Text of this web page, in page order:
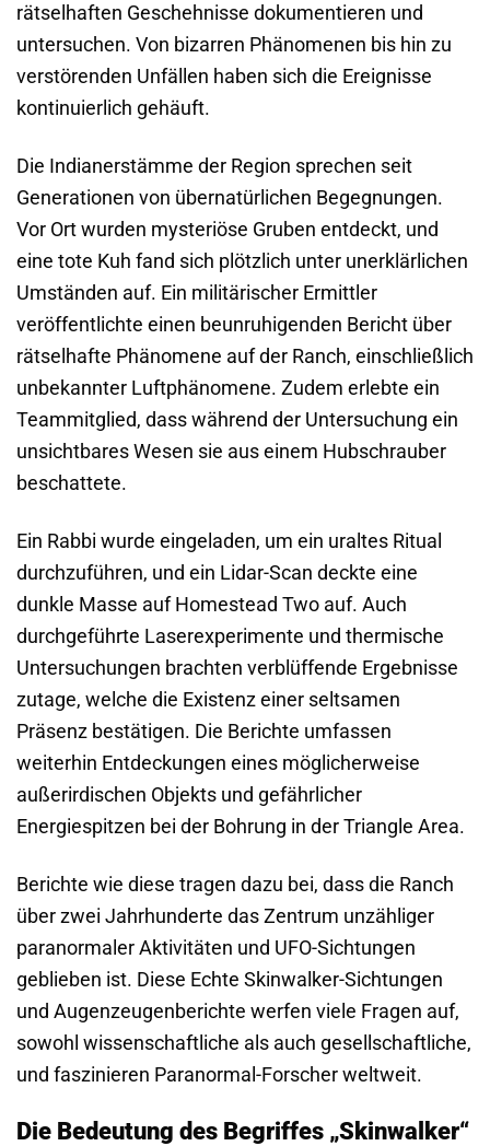
rätselhaften Geschehnisse dokumentieren und
untersuchen. Von bizarren Phänomenen bis hin zu
verstörenden Unfällen haben sich die Ereignisse
kontinuierlich gehäuft.
Die Indianerstämme der Region sprechen seit
Generationen von übernatürlichen Begegnungen.
Vor Ort wurden mysteriöse Gruben entdeckt, und
eine tote Kuh fand sich plötzlich unter unerklärlichen
Umständen auf. Ein militärischer Ermittler
veröffentlichte einen beunruhigenden Bericht über
rätselhafte Phänomene auf der Ranch, einschließlich
unbekannter Luftphänomene. Zudem erlebte ein
Teammitglied, dass während der Untersuchung ein
unsichtbares Wesen sie aus einem Hubschrauber
beschattete.
Ein Rabbi wurde eingeladen, um ein uraltes Ritual
durchzuführen, und ein Lidar-Scan deckte eine
dunkle Masse auf Homestead Two auf. Auch
durchgeführte Laserexperimente und thermische
Untersuchungen brachten verblüffende Ergebnisse
zutage, welche die Existenz einer seltsamen
Präsenz bestätigen. Die Berichte umfassen
weiterhin Entdeckungen eines möglicherweise
außerirdischen Objekts und gefährlicher
Energiespitzen bei der Bohrung in der Triangle Area.
Berichte wie diese tragen dazu bei, dass die Ranch
über zwei Jahrhunderte das Zentrum unzähliger
paranormaler Aktivitäten und UFO-Sichtungen
geblieben ist. Diese Echte Skinwalker-Sichtungen
und Augenzeugenberichte werfen viele Fragen auf,
sowohl wissenschaftliche als auch gesellschaftliche,
und faszinieren Paranormal-Forscher weltweit.
Die Bedeutung des Begriffes „Skinwalker“